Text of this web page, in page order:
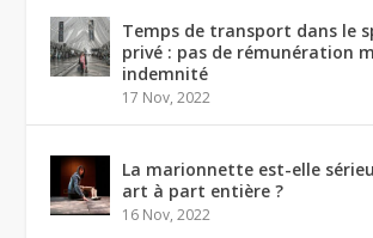
Temps de transport dans le
privé : pas de rémunération
indemnité
17 Nov, 2022
La marionnette est-elle
art à part entière ?
16 Nov, 2022